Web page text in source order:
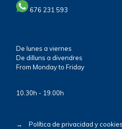
676 231 593
De lunes a viernes
De dilluns a divendres
From Monday to Friday
10.30h - 19.00h
→
Política de privacidad y cookies